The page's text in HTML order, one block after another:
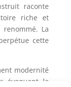
raconte
riche et
La
cette
modernité
évoquent le